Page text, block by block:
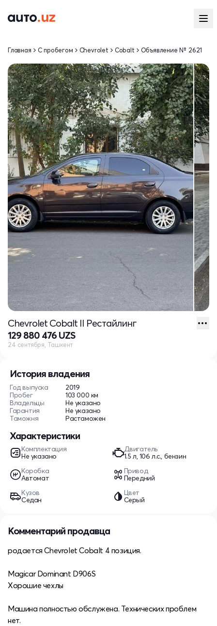
История владения
Год выпуска
2019
Пробег
103 000 км
Владельцы
Не указано
Гарантия
Не указано
Таможня
Растаможен
Характеристики
Комплектация
Не указано
Двигатель
1.5 л, 106 л.с., бензин
Коробка
Автомат
Привод
Передний
Кузов
Седан
Цвет
Серый
Главная С пробегом Chevrolet Cobalt Объявление № 2621
Chevrolet Cobalt II Рестайлинг
129 880 476 UZS
24 сентября, Ташкент
Комментарий продавца
родается Chevrolet Cobalt 4 позиция.
Magicar Dominant D906S
Хорошие чехлы
Машина полностью обслужена. Технических проблем
нет.